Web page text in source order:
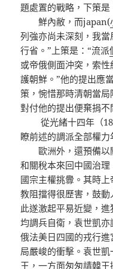
題處置的戰略，下策是
鮮內敝，而japan(
列強亦尚未深刻，我
行省。”上策是：“流派
或帝俄側面沖突，索
護朝鮮。”他的提出應
策，惋惜那時清朝當局
對付他的提出便棄捐不
從光緒十四年（
瞭前述的調派全部權
歐洲外，還預備以
和關稅本來回中國治
國宗主權挑釁。其時
教阻擋得很歷害，鼓
此遂激起平易近變，
均調兵自衛，袁世凱
俄法美日四國的戎行
局嚴峻的衝擊。袁世
王，一方面匆匆請韓